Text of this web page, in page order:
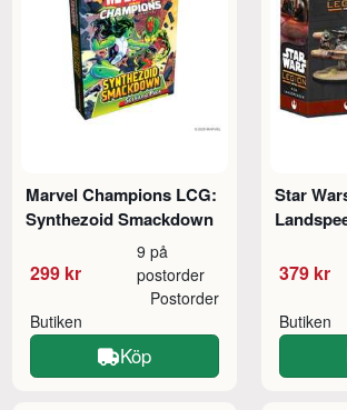
Marvel Champions LCG:
Synthezoid Smackdown
299 kr
9 på
postorder
Butiken
Postorder
Köp
Star
379 kr
Butiken